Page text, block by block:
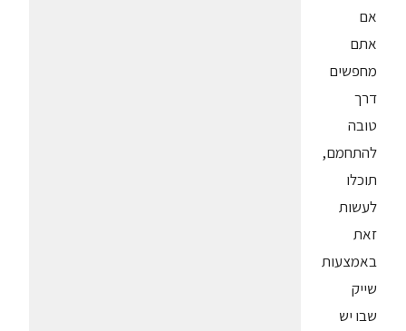
אם
אתם
מחפשים
דרך
טובה
להתחמם,
תוכלו
לעשות
זאת
באמצעות
שייק
שבו יש